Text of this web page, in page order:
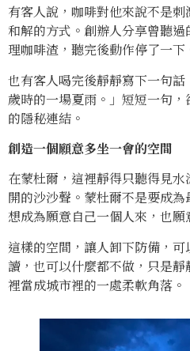
有客人說，咖啡對他來說不是
和解的方式。創辦人分享曾聽
理咖啡渣，聽完後動作停了一下
也有客人喝完後靜靜寫下一句
歲時的一場夏雨。」短短一句
的隱秘連結。
創造一個願意多坐一會的空間
在蒙杜爾，這裡靜得只聽得見
開的沙沙聲。蒙杜爾不是要成
想成為願意自己一個人來，也願
這樣的空間，讓人卸下防備，
讀，也可以什麼都不做，只是
裡當成城市裡的一處柔軟角落。